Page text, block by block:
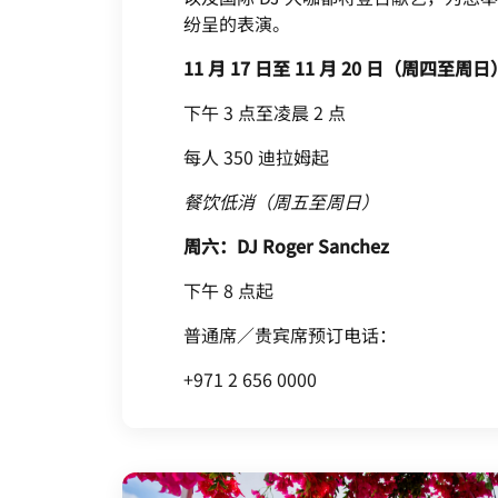
纷呈的表演。
11 月 17 日至 11 月 20 日（周四至周日
下午 3 点至凌晨 2 点
每人 350 迪拉姆起
餐饮低消（周五至周日）
周六：DJ Roger Sanchez
下午 8 点起
普通席／贵宾席预订电话：
+971 2 656 0000